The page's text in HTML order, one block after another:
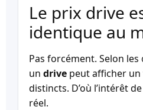
Le prix drive
identique au
Pas forcément. Selon
un drive peut afficher
distincts. D’où l’intérêt
réel.